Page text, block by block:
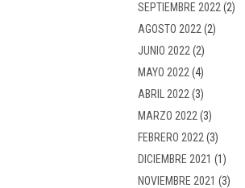
SEPTIEMBRE 2022 (2)
AGOSTO 2022 (2)
JUNIO 2022 (2)
MAYO 2022 (4)
ABRIL 2022 (3)
MARZO 2022 (3)
FEBRERO 2022 (3)
DICIEMBRE 2021 (1)
NOVIEMBRE 2021 (3)